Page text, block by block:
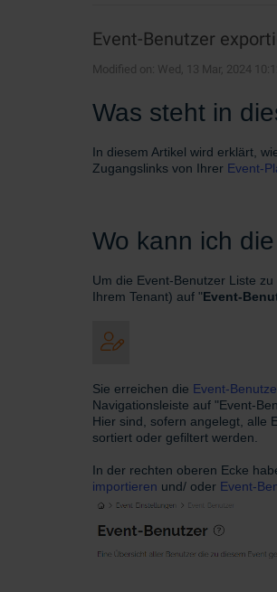
Event-Benutzer
Modified on: Wed, 13 Mar, 2024
Was steht in
In diesem Artikel wird erklärt,
Zugangslinks von Ihrer Event-
Wo kann ich
Um die Event-Benutzer Liste
Ihrem Tenant) auf "Event-
Sie erreichen die Event-
Navigationsleiste auf "Event-
Hier sind, sofern angelegt, alle
sortiert oder gefiltert werden.
In der rechten oberen Ecke
importieren und/ oder Event-